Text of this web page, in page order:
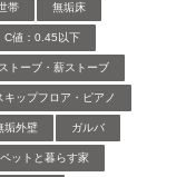
帯 無垢床
C値：0.45以下
トーブ・薪ストーブ
キップフロア・ピアノ
垢外壁 ガルバ
ペットと暮らす家